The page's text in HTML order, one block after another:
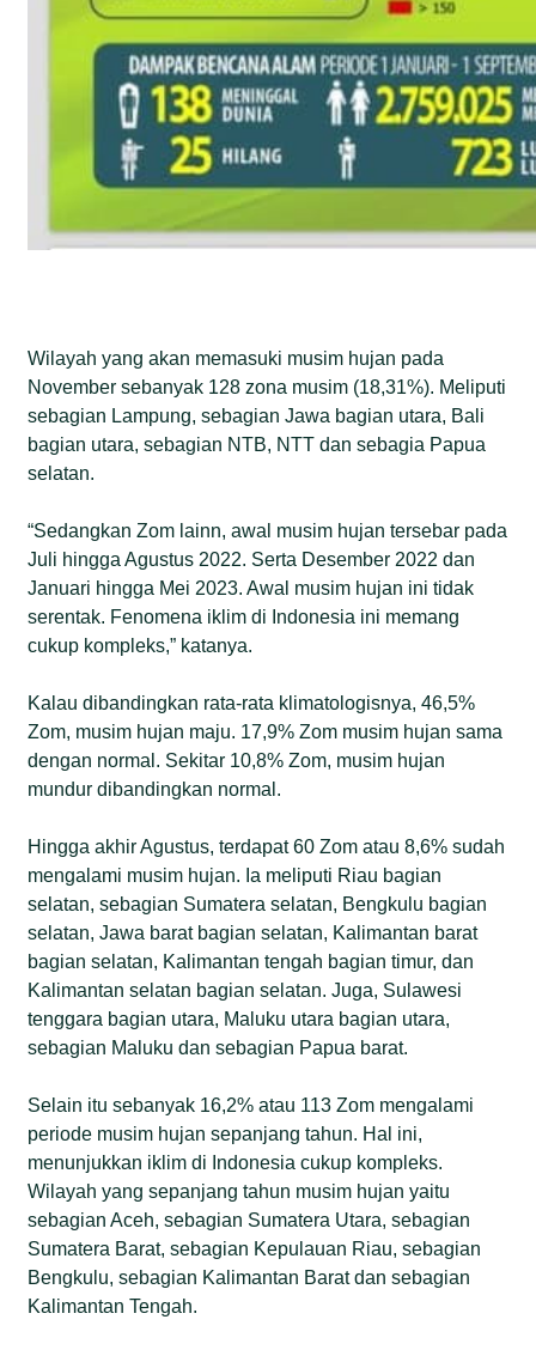
Wilayah yang akan memasuki musim hujan pada
November sebanyak 128 zona musim (18,31%). Meliputi
sebagian Lampung, sebagian Jawa bagian utara, Bali
bagian utara, sebagian NTB, NTT dan sebagia Papua
selatan.
“Sedangkan Zom lainn, awal musim hujan tersebar pada
Juli hingga Agustus 2022. Serta Desember 2022 dan
Januari hingga Mei 2023. Awal musim hujan ini tidak
serentak. Fenomena iklim di Indonesia ini memang
cukup kompleks,” katanya.
Kalau dibandingkan rata-rata klimatologisnya, 46,5%
Zom, musim hujan maju. 17,9% Zom musim hujan sama
dengan normal. Sekitar 10,8% Zom, musim hujan
mundur dibandingkan normal.
Hingga akhir Agustus, terdapat 60 Zom atau 8,6% sudah
mengalami musim hujan. Ia meliputi Riau bagian
selatan, sebagian Sumatera selatan, Bengkulu bagian
selatan, Jawa barat bagian selatan, Kalimantan barat
bagian selatan, Kalimantan tengah bagian timur, dan
Kalimantan selatan bagian selatan. Juga, Sulawesi
tenggara bagian utara, Maluku utara bagian utara,
sebagian Maluku dan sebagian Papua barat.
Selain itu sebanyak 16,2% atau 113 Zom mengalami
periode musim hujan sepanjang tahun. Hal ini,
menunjukkan iklim di Indonesia cukup kompleks.
Wilayah yang sepanjang tahun musim hujan yaitu
sebagian Aceh, sebagian Sumatera Utara, sebagian
Sumatera Barat, sebagian Kepulauan Riau, sebagian
Bengkulu, sebagian Kalimantan Barat dan sebagian
Kalimantan Tengah.